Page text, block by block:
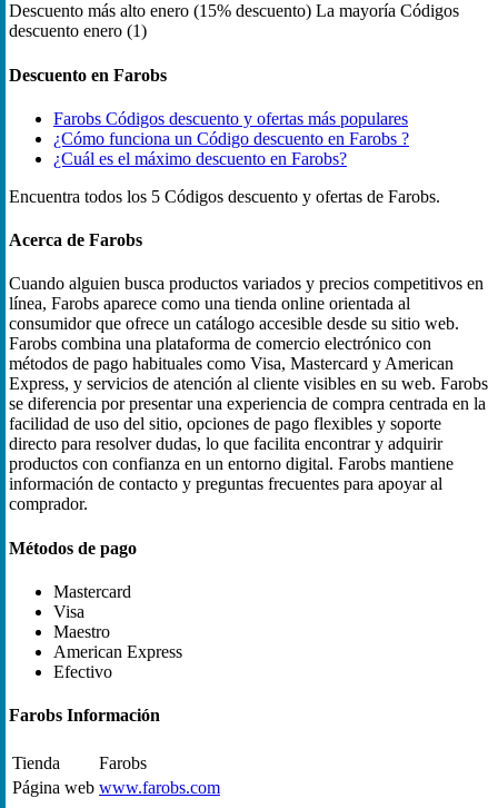
Descuento más alto enero (15% descuento) La mayoría Códigos
descuento enero (1)
Descuento en Farobs
Farobs Códigos descuento y ofertas más populares
¿Cómo funciona un Código descuento en Farobs ?
¿Cuál es el máximo descuento en Farobs?
Encuentra todos los 5 Códigos descuento y ofertas de Farobs.
Acerca de Farobs
Cuando alguien busca productos variados y precios competitivos en
línea, Farobs aparece como una tienda online orientada al
consumidor que ofrece un catálogo accesible desde su sitio web.
Farobs combina una plataforma de comercio electrónico con
métodos de pago habituales como Visa, Mastercard y American
Express, y servicios de atención al cliente visibles en su web. Farobs
se diferencia por presentar una experiencia de compra centrada en la
facilidad de uso del sitio, opciones de pago flexibles y soporte
directo para resolver dudas, lo que facilita encontrar y adquirir
productos con confianza en un entorno digital. Farobs mantiene
información de contacto y preguntas frecuentes para apoyar al
comprador.
Métodos de pago
Mastercard
Visa
Maestro
American Express
Efectivo
Farobs Información
Tienda
Farobs
Página web www.farobs.com